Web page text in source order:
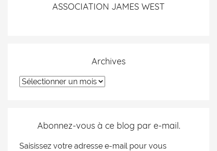
ASSOCIATION JAMES WEST
Archives
Abonnez-vous à ce blog par e-mail.
Saisissez votre adresse e-mail pour vous